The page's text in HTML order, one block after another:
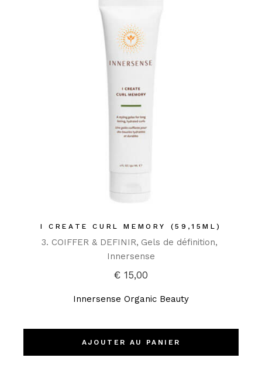
I CREATE CURL MEMORY (59,15ML)
3. COIFFER & DEFINIR Gels de définition
Innersense
€ 15,00
Innersense Organic Beauty
AJOUTER AU PANIER